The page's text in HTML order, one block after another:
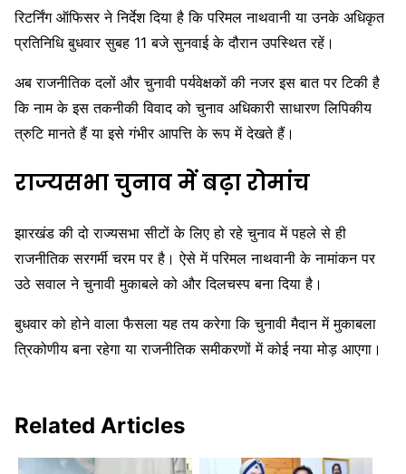
रिटर्निंग ऑफिसर ने निर्देश दिया है कि परिमल नाथवानी या उनके अधिकृत
प्रतिनिधि बुधवार सुबह 11 बजे सुनवाई के दौरान उपस्थित रहें।
अब राजनीतिक दलों और चुनावी पर्यवेक्षकों की नजर इस बात पर टिकी है
कि नाम के इस तकनीकी विवाद को चुनाव अधिकारी साधारण लिपिकीय
त्रुटि मानते हैं या इसे गंभीर आपत्ति के रूप में देखते हैं।
राज्यसभा चुनाव में बढ़ा रोमांच
झारखंड की दो राज्यसभा सीटों के लिए हो रहे चुनाव में पहले से ही
राजनीतिक सरगर्मी चरम पर है। ऐसे में परिमल नाथवानी के नामांकन पर
उठे सवाल ने चुनावी मुकाबले को और दिलचस्प बना दिया है।
बुधवार को होने वाला फैसला यह तय करेगा कि चुनावी मैदान में मुकाबला
त्रिकोणीय बना रहेगा या राजनीतिक समीकरणों में कोई नया मोड़ आएगा।
Related Articles